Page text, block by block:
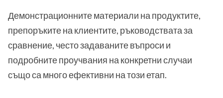
Демонстрационните материали на продуктите,
препоръките на клиентите, ръководствата за
сравнение, често задаваните въпроси и
подробните проучвания на конкретни случаи
също са много ефективни на този етап.